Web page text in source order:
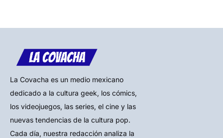
La Covacha es un medio mexicano
dedicado a la cultura geek, los cómics,
los videojuegos, las series, el cine y las
nuevas tendencias de la cultura pop.
Cada día, nuestra redacción analiza la